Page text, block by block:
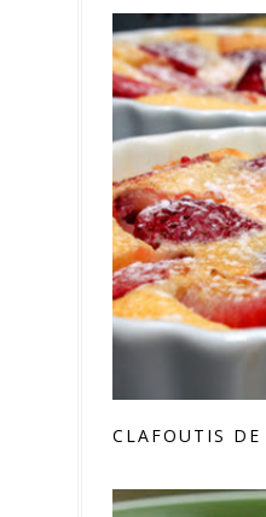
CLAFOUTIS DE